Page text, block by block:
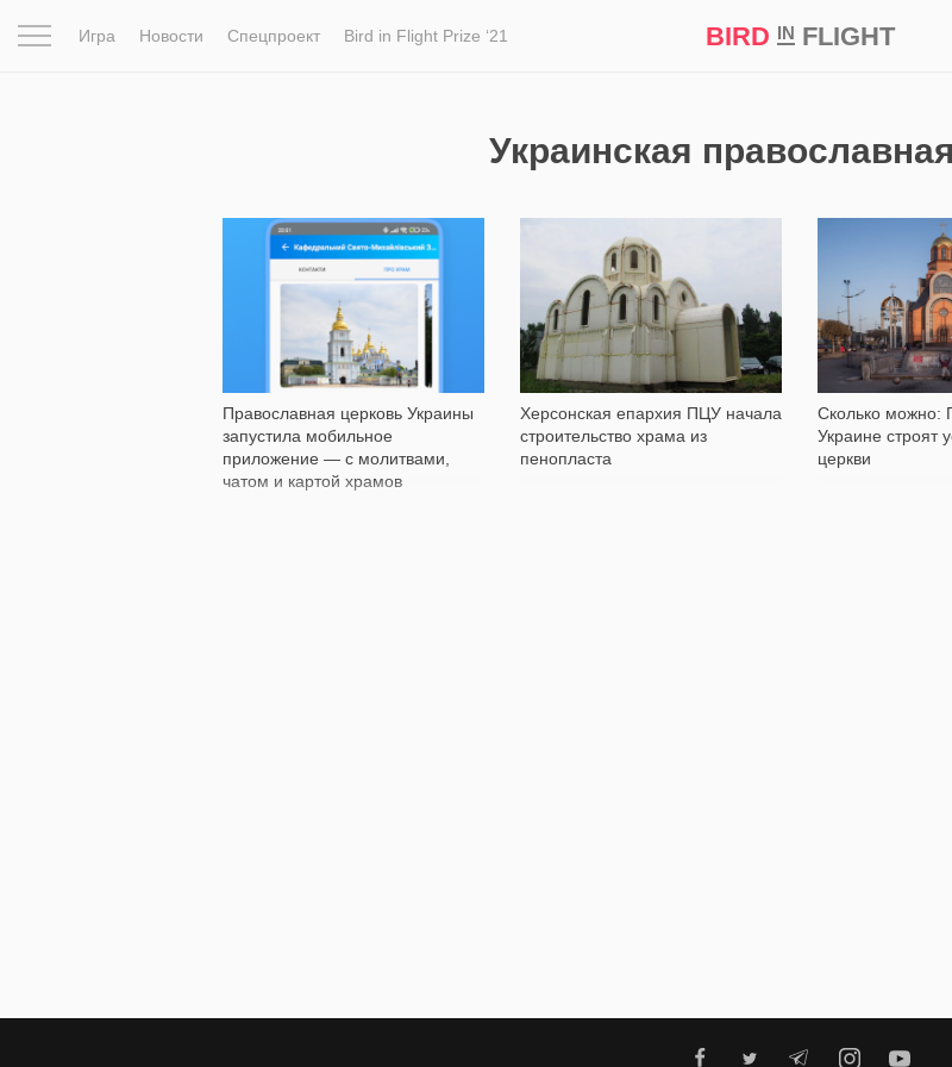
Игра Новости Спецпроект Bird in Flight Prize ‘21 BIRD INFLIGHT
Украинская
Православная церковь Украины
запустила мобильное
приложение — с молитвами,
чатом и картой храмов
318
Херсонская епархия ПЦУ начала
строительство храма из
пенопласта
5 793
Сколько можно:
Украине строят
церкви